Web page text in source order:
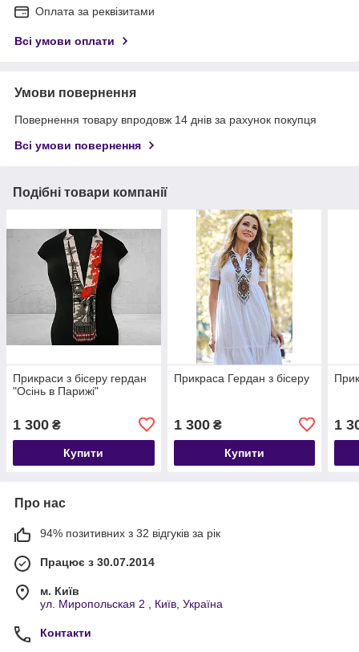
Оплата за реквізитами
Всі умови оплати
Умови повернення
Повернення товару впродовж 14 днів за рахунок покупця
Всі умови повернення
Подібні товари компанії
Прикраси з бісеру гердан
"Осінь в Парижі"
1 300 ₴
Купити
Прикраса Гердан з бісеру
1 300₴
Купити
1
Про нас
94% позитивних з 32 відгуків за рік
Працює з 30.07.2014
м. Київ
ул. Миропольская 2 , Київ, Україна
Контакти